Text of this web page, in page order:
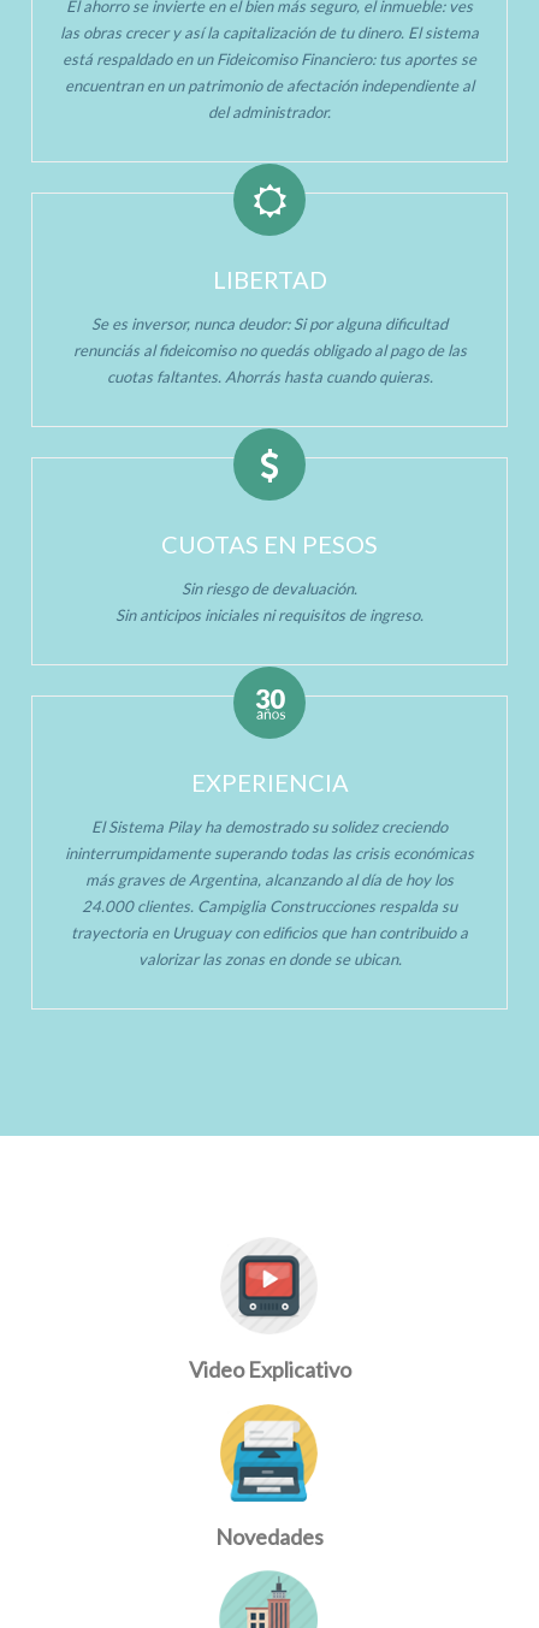
El ahorro se invierte en el bien más seguro, el inmueble: ves
las obras crecer y así la capitalización de tu dinero. El sistema
está respaldado en un Fideicomiso Financiero: tus aportes se
encuentran en un patrimonio de afectación independiente al
del administrador.
LIBERTAD
Se es inversor, nunca deudor: Si por alguna dificultad
renunciás al fideicomiso no quedás obligado al pago de las
cuotas faltantes. Ahorrás hasta cuando quieras.
CUOTAS EN PESOS
Sin riesgo de devaluación.
Sin anticipos iniciales ni requisitos de ingreso.
EXPERIENCIA
El Sistema Pilay ha demostrado su solidez creciendo
ininterrumpidamente superando todas las crisis económicas
más graves de Argentina, alcanzando al día de hoy los
24.000 clientes. Campiglia Construcciones respalda su
trayectoria en Uruguay con edificios que han contribuido a
valorizar las zonas en donde se ubican.
Video Explicativo
Novedades